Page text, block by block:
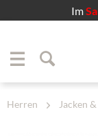
Im
Herren Jacken